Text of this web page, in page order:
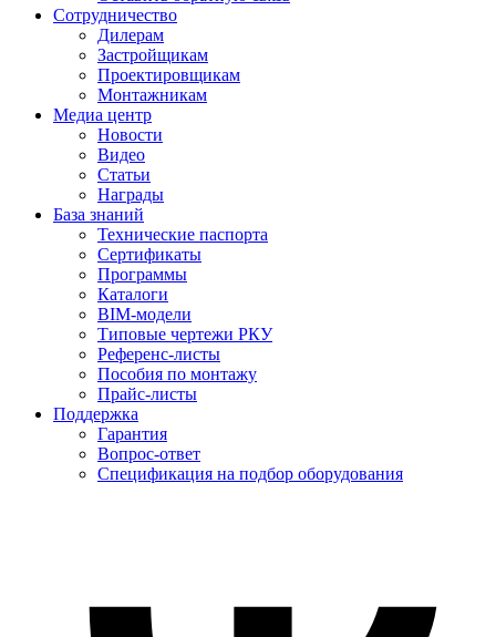
Сотрудничество
Дилерам
Застройщикам
Проектировщикам
Монтажникам
Медиа центр
Новости
Видео
Статьи
Награды
База знаний
Технические паспорта
Сертификаты
Программы
Каталоги
BIM-модели
Типовые чертежи РКУ
Референс-листы
Пособия по монтажу
Прайс-листы
Поддержка
Гарантия
Вопрос-ответ
Спецификация на подбор оборудования